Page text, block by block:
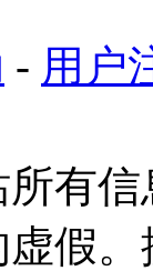
- 用户
有
假